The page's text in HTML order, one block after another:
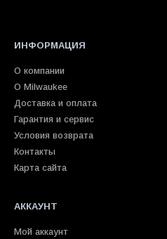
ИНФОРМАЦИЯ
О компании
О Milwaukee
Доставка и оплата
Гарантия и сервис
Условия возврата
Контакты
Карта сайта
АККАУНТ
Мой аккаунт